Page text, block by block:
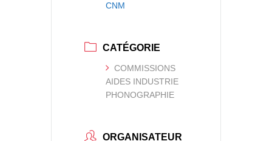
CNM
CATÉGORIE
COMMISSIONS
AIDES INDUSTRIE
PHONOGRAPHIE
ORGANISATEUR